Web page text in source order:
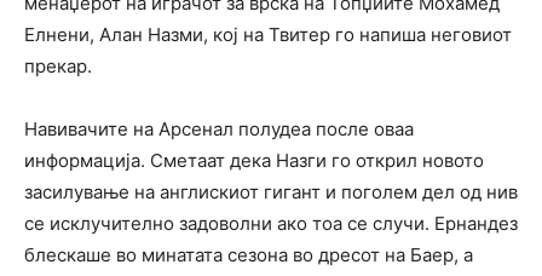
Елнени, Алан Назми, кој на Твитер го напиша неговиот
прекар.
Навивачите на Арсенал полудеа после оваа
информација. Сметаат дека Назги го открил новото
засилување на англискиот гигант и поголем дел од нив
се исклучително задоволни ако тоа се случи. Ернандез
блескаше во минатата сезона во дресот на Баер, а